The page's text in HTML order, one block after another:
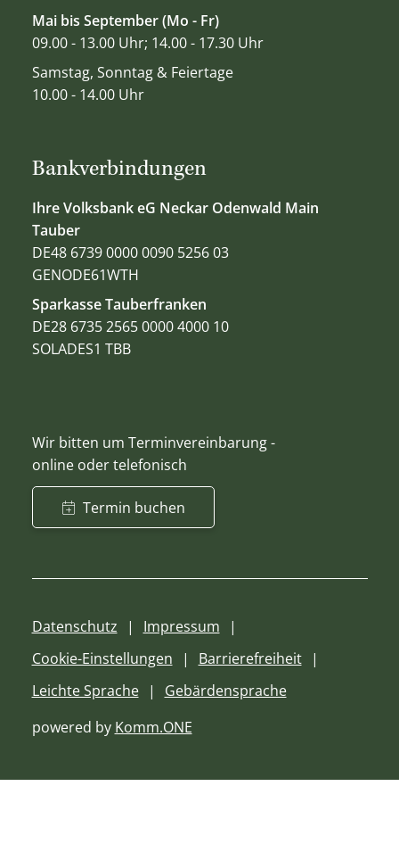
Bankverbindungen
Ihre Volksbank eG Neckar Odenwald Main
Tauber
DE48 6739 0000 0090 5256 03
GENODE61WTH
Sparkasse Tauberfranken
DE28 6735 2565 0000 4000 10
SOLADES1 TBB
Wir bitten um Terminvereinbarung -
online oder telefonisch
Termin buchen
Mai bis September (Mo - Fr)
09.00 - 13.00 Uhr; 14.00 - 17.30 Uhr
Samstag, Sonntag & Feiertage
10.00 - 14.00 Uhr
Datenschutz
Impressum
Cookie-Einstellungen
Barrierefreiheit
Leichte Sprache
Gebärdensprache
powered by Komm.ONE